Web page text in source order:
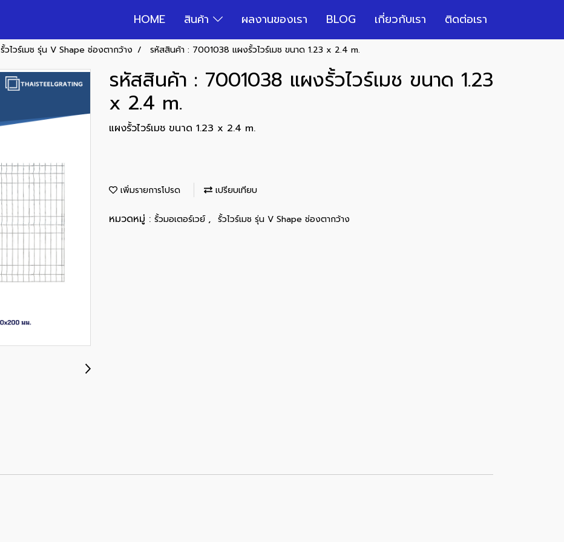
HOME สินค้า ผลงานของเรา BLOG เกี่ยวกับเรา ติดต่อเรา
รั้วไวร์เมช รุ่น V Shape ช่องตากว้าง รหัสสินค้า : 7001038 แผงรั้วไวร์เมช ขนาด 1.23 x 2.4 m.
รหัสสินค้า : 7001038 แผงรั้วไวร์เมช ขนาด 1.23
x 2.4 m.
แผงรั้วไวร์เมช ขนาด 1.23 x 2.4 m.
เพิ่มรายการโปรด เปรียบเทียบ
หมวดหมู่ : รั้วมอเตอร์เวย์ , รั้วไวร์เมช รุ่น V Shape ช่องตากว้าง